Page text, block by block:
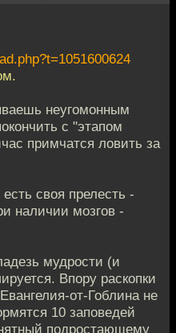
неугомонным
с "этапом
примчатся ловить за
своя прелесть -
наличии мозгов -
мудрости (и
Впору раскопки
от-Гоблина не
10 заповедей
подростающему